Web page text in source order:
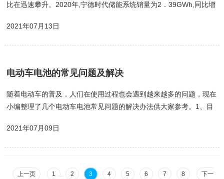
比在迅速攀升。2020年,宁德时代储能系统销量为2．39GWh,同比增
轩高科也曾公开表示,储能业务将占到总收入的30%以上……为何动
起?为此,《电动汽车观察家》与业内人士进行深入沟通,得到的结论
主要有三点。一是,生产新电池做储能,利润相比动力电池更高,但...
2021年07月13日
电动车电池的常见问题及解决
随着电动车的普及，人们在使用过程也会遇到越来越多的问题，现在
小编整理了几个电动车电池常见问题的解决办法供大家参考。1、目
系列和DG管式富液式电池。2、新买的电池买回家之后需要进行补充
在放置的时候会有自放电的过程，一般进行3—5次循环充电可达正
2021年07月09日
上一页 1 2 3 4 5 6 7 8 下一